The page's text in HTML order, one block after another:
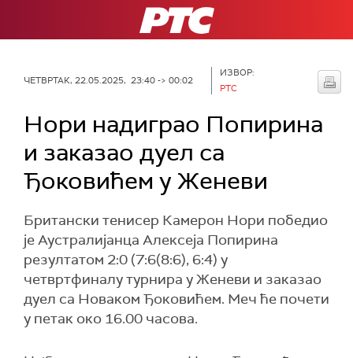
РТС
ЧЕТВРТАК, 22.05.2025, 23:40 -> 00:02
ИЗВОР:
РТС
Нори надиграо Попирина
и заказао дуел са
Ђоковићем у Женеви
Британски тенисер Камерон Нори победио
је Аустралијанца Алексеја Попирина
резултатом 2:0 (7:6(8:6), 6:4) у
четвртфиналу турнира у Женеви и заказао
дуел са Новаком Ђоковићем. Меч ће почети
у петак око 16.00 часова.